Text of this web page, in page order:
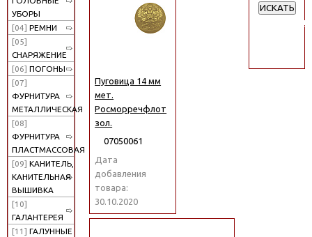
УБОРЫ
[04] РЕМНИ
[05]
СНАРЯЖЕНИЕ
[06] ПОГОНЫ
[07]
ФУРНИТУРА
МЕТАЛЛИЧЕСКАЯ
[08]
ФУРНИТУРА
ПЛАСТМАССОВАЯ
[09] КАНИТЕЛЬ,
КАНИТЕЛЬНАЯ
ВЫШИВКА
[10]
ГАЛАНТЕРЕЯ
[11] ГАЛУННЫЕ
Пуговица 14 мм
мет.
Росморречфлот
зол.
07050061
Дата
добавления
товара:
30.10.2020
ИСКАТЬ